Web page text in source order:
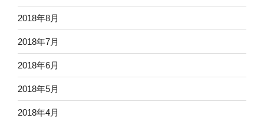
2018年8月
2018年7月
2018年6月
2018年5月
2018年4月